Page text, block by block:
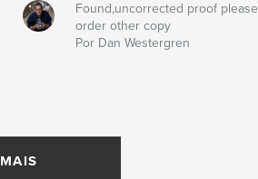
Found,uncorrected proof please
order other copy
Por Dan Westergren